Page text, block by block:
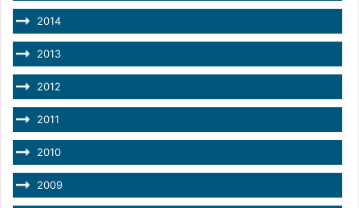
2014
2013
2012
2011
2010
2009